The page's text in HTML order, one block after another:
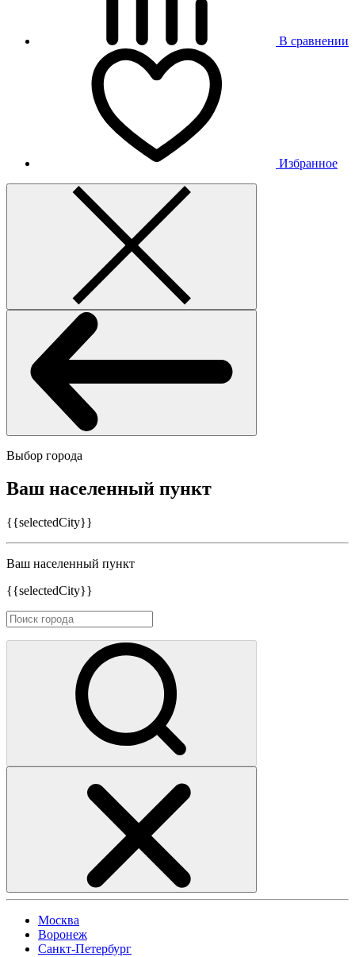
В сравнении
Избранное
Выбор города
Ваш населенный пункт
{{selectedCity}}
Ваш населенный пункт
{{selectedCity}}
Москва
Воронеж
Санкт-Петербург